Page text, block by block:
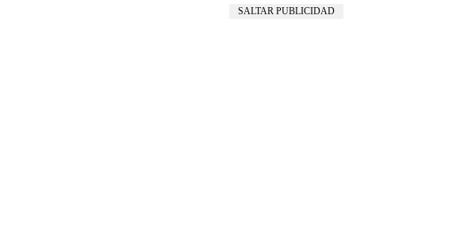
SALTAR PUBLICIDAD